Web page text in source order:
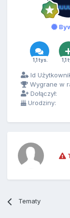
1,1 tys. 1,1
Id
Wygrane w
Dołączył:
Urodziny:
Tematy